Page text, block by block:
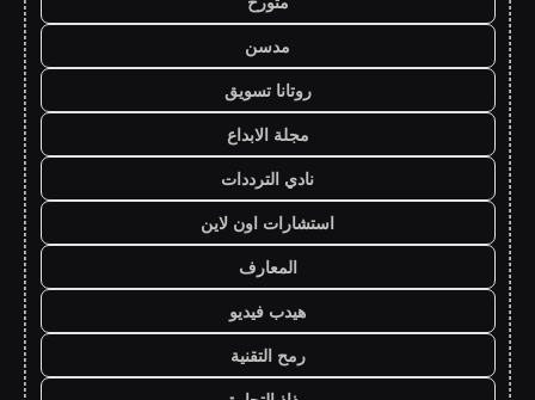
مدسن
روتانا تسويق
مجلة الابداع
نادي الترددات
استشارات اون لاين
المعارف
هيدب فيديو
رمح التقنية